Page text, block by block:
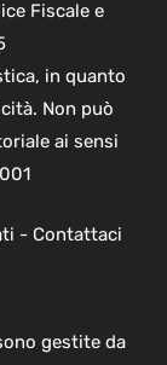
Fiscale e
in quanto
Non può
ai sensi
- Contattaci
gestite da